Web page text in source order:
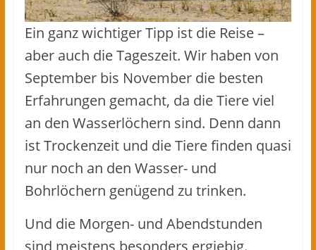
Ein ganz wichtiger Tipp ist die Reise –
aber auch die Tageszeit. Wir haben von
September bis November die besten
Erfahrungen gemacht, da die Tiere viel
an den Wasserlöchern sind. Denn dann
ist Trockenzeit und die Tiere finden quasi
nur noch an den Wasser- und
Bohrlöchern genügend zu trinken.
Und die Morgen- und Abendstunden
sind meistens besonders ergiebig.